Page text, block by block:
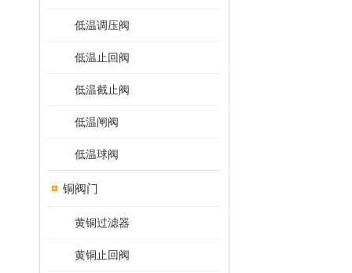
低温调压阀
低温止回阀
低温截止阀
低温闸阀
低温球阀
铜阀门
黄铜过滤器
黄铜止回阀